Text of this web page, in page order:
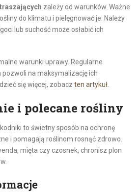
zależy od warunków. Ważne
do klimatu i pielęgnować je. Należy
lub suchość może osłabić ich
warunki uprawy. Regularne
na maksymalizację ich
się więcej, zobacz ten artykuł.
i polecane rośliny
to świetny sposób na ochronę
i pomagają roślinom rosnąć zdrowo.
mięta czy czosnek, chronisz plon